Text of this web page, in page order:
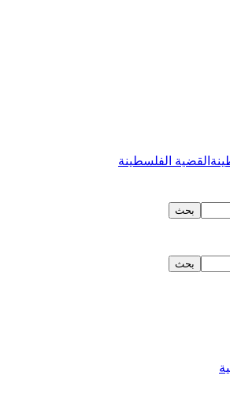
القضية الفلسطينة